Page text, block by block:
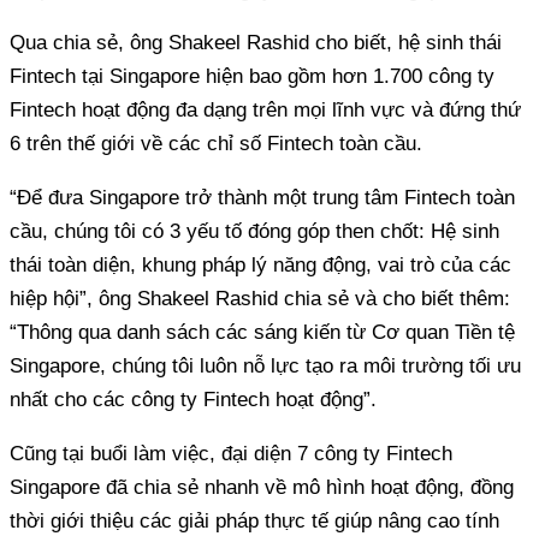
Qua chia sẻ, ông Shakeel Rashid cho biết, hệ sinh thái
Fintech tại Singapore hiện bao gồm hơn 1.700 công ty
Fintech hoạt động đa dạng trên mọi lĩnh vực và đứng thứ
6 trên thế giới về các chỉ số Fintech toàn cầu.
“Để đưa Singapore trở thành một trung tâm Fintech toàn
cầu, chúng tôi có 3 yếu tố đóng góp then chốt: Hệ sinh
thái toàn diện, khung pháp lý năng động, vai trò của các
hiệp hội”, ông Shakeel Rashid chia sẻ và cho biết thêm:
“Thông qua danh sách các sáng kiến từ Cơ quan Tiền tệ
Singapore, chúng tôi luôn nỗ lực tạo ra môi trường tối ưu
nhất cho các công ty Fintech hoạt động”.
Cũng tại buổi làm việc, đại diện 7 công ty Fintech
Singapore đã chia sẻ nhanh về mô hình hoạt động, đồng
thời giới thiệu các giải pháp thực tế giúp nâng cao tính